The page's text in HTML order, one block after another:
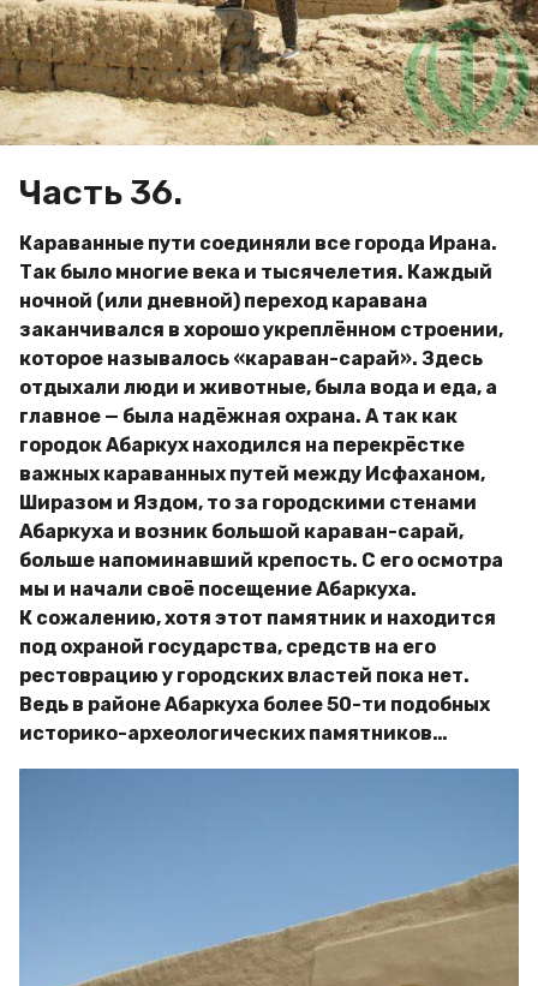
g
o
м
и
р
Часть 36.
Караванные пути соединяли все города Ирана.
Так было многие века и тысячелетия. Каждый
ночной (или дневной) переход каравана
заканчивался в хорошо укреплённом строении,
которое называлось «караван-сарай». Здесь
отдыхали люди и животные, была вода и еда, а
главное — была надёжная охрана. А так как
городок Абаркух находился на перекрёстке
важных караванных путей между Исфаханом,
Ширазом и Яздом, то за городскими стенами
Абаркуха и возник большой караван-сарай,
больше напоминавший крепость. С его осмотра
мы и начали своё посещение Абаркуха.
К сожалению, хотя этот памятник и находится
под охраной государства, средств на его
рестоврацию у городских властей пока нет.
Ведь в районе Абаркуха более 50-ти подобных
историко-археологических памятников…